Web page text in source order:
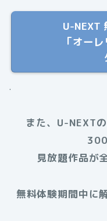
U-NEXT
「オー
.
また、U-NEXT
見放題作品が
無料体験期間中に